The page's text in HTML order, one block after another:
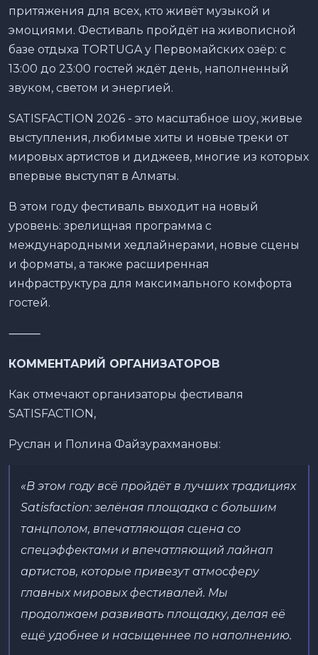
притяжения для всех, кто живёт музыкой и
эмоциями. Фестиваль пройдёт на живописной
базе отдыха TORTUGA у Первомайских озёр: с
13:00 до 23:00 гостей ждёт день, наполненный
звуком, светом и энергией.
SATISFACTION 2026 - это масштабное шоу, живые
выступления, любимые хиты и новые треки от
мировых артистов и диджеев, многие из которых
впервые выступят в Алматы.
В этом году фестиваль выходит на новый
уровень: зрелищная программа с
международными хедлайнерами, новые сцены
и форматы, а также расширенная
инфраструктура для максимального комфорта
гостей.
⸻
КОММЕНТАРИЙ ОРГАНИЗАТОРОВ
Как отмечают организаторы фестиваля
SATISFACTION,
Руслан и Полина Файзурахмановы:
«В этом году всё пройдёт в лучших традициях
Satisfaction: зелёная площадка с большим
танцполом, впечатляющая сцена со
спецэффектами и впечатляющий лайнап
артистов, которые привезут атмосферу
главных мировых фестивалей. Мы
продолжаем развивать площадку, делая её
ещё удобнее и насыщеннее по наполнению.